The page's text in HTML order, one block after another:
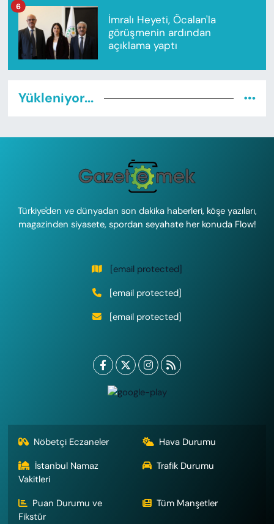
İmralı Heyeti, Öcalan'la
görüşmenin ardından
açıklama yaptı
6
Yükleniyor...
Türkiye'den ve dünyadan son dakika haberleri, köşe yazıları,
magazinden siyasete, spordan seyahate her konuda Flow!
[email protected]
[email protected]
[email protected]
Nöbetçi Eczaneler
Hava Durumu
İstanbul Namaz
Vakitleri
Trafik Durumu
Puan Durumu ve
Fikstür
Tüm Manşetler